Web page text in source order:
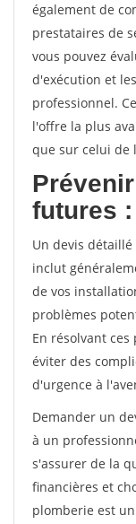
également de
prestataires de
vous pouvez
d'exécution et
professionnel.
l'offre la plus
que sur celui de
futures :
Un devis
inclut
de vos
problèmes
En résolvant
éviter des
d'urgence à
Demander un
à un
s'assurer de la
financières et
plomberie est